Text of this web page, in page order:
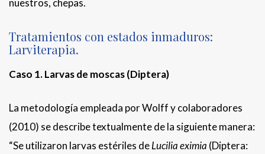
Tratamientos con estados inmaduros:
Larviterapia.
Caso 1. Larvas de moscas (Diptera)
La metodología empleada por Wolff y colaboradores
(2010) se describe textualmente de la siguiente manera:
“Se utilizaron larvas estériles deLucilia eximia (Diptera: